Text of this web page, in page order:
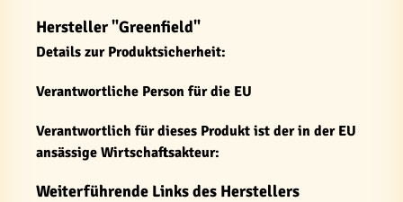
Hersteller "Greenfield"
Details zur Produktsicherheit:
Verantwortliche Person für die EU
Verantwortlich für dieses Produkt ist der in der EU
ansässige Wirtschaftsakteur:
Weiterführende Links des Herstellers